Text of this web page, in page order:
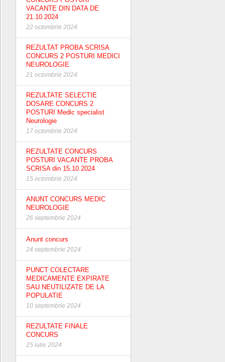
VACANTE DIN DATA DE
21.10.2024
22 octombrie 2024
REZULTAT PROBA SCRISA
CONCURS 2 POSTURI MEDICI
NEUROLOGIE
21 octombrie 2024
REZULTATE SELECTIE
DOSARE CONCURS 2
POSTURI Medic specialist
Neurologie
17 octombrie 2024
REZULTATE CONCURS
POSTURI VACANTE PROBA
SCRISA din 15.10.2024
15 octombrie 2024
ANUNT CONCURS MEDIC
NEUROLOGIE
26 septembrie 2024
Anunt concurs
24 septembrie 2024
PUNCT COLECTARE
MEDICAMENTE EXPIRATE
SAU NEUTILIZATE DE LA
POPULATIE
10 septembrie 2024
REZULTATE FINALE
CONCURS
25 iulie 2024